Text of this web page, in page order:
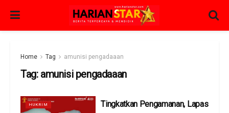
Home Tag amunisi pengadaaan
Tag: amunisi pengadaaan
HUKRIM
Tingkatkan Pengamanan, Lapas